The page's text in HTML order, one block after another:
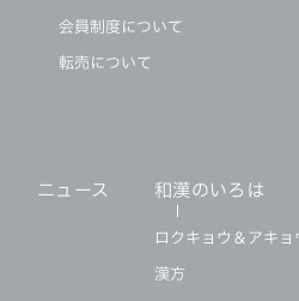
会員制度について
転売について
ニュース 和漢のいろは
ロクキョウ＆アキョ
漢方